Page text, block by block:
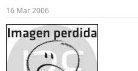
d
e
l
i
c
i
o
16 Mar 2006